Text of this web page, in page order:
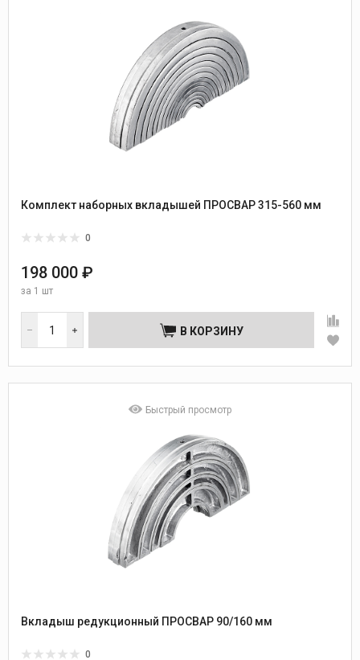
Комплект наборных вкладышей ПРОСВАР 315-560 мм
0
198 000 ₽
за 1 шт
В КОРЗИНУ
Быстрый просмотр
Вкладыш редукционный ПРОСВАР 90/160 мм
0